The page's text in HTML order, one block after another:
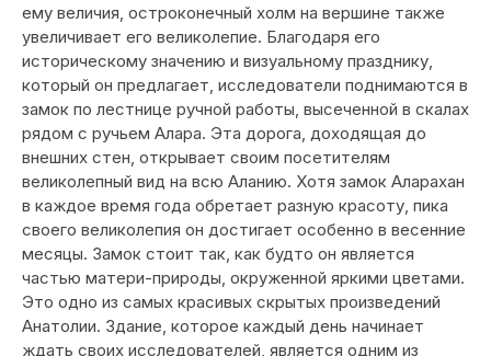
ему величия, остроконечный холм на вершине также
увеличивает его великолепие. Благодаря его
историческому значению и визуальному празднику,
который он предлагает, исследователи поднимаются в
замок по лестнице ручной работы, высеченной в скалах
рядом с ручьем Алара. Эта дорога, доходящая до
внешних стен, открывает своим посетителям
великолепный вид на всю Аланию. Хотя замок Аларахан
в каждое время года обретает разную красоту, пика
своего великолепия он достигает особенно в весенние
месяцы. Замок стоит так, как будто он является
частью матери-природы, окруженной яркими цветами.
Это одно из самых красивых скрытых произведений
Анатолии. Здание, которое каждый день начинает
ждать своих исследователей, является одним из